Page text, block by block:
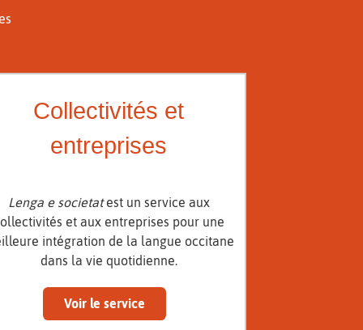
Collectivités et
entreprises
Lenga e societatest un service aux
et aux entreprises pour une
intégration de la langue occitane
dans la vie quotidienne.
Voir le service